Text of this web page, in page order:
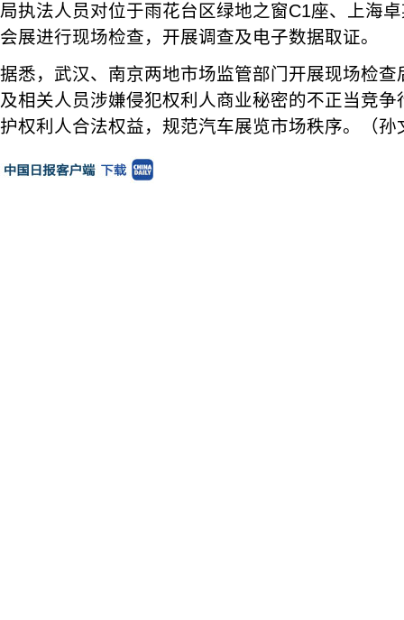
局执法人员对位于雨花台区绿地之窗C1座、上海
会展进行现场检查，开展调查及电子数据取证。
据悉，武汉、南京两地市场监管部门开展现场检
及相关人员涉嫌侵犯权利人商业秘密的不正当竞
护权利人合法权益，规范汽车展览市场秩序。（孙